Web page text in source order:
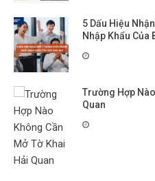
5 Dấu Hiệu
Nhập Khẩu Của
Trường Hợp
Quan